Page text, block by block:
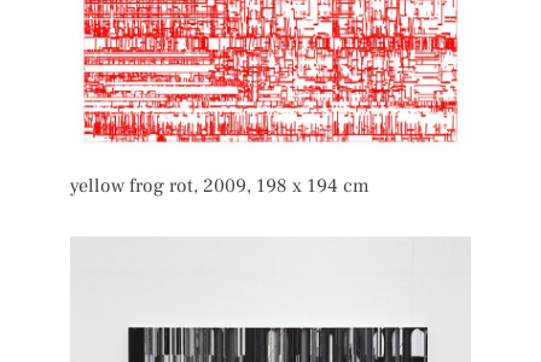
yellow frog rot, 2009, 198 x 194 cm